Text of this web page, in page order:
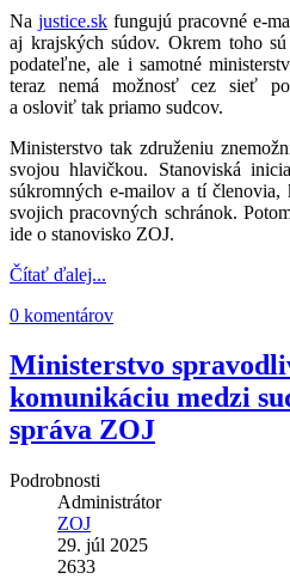
Na justice.sk fungujú pracovné e-
aj krajských súdov. Okrem toho
podateľne, ale i samotné
teraz nemá možnosť cez sieť
a osloviť tak priamo sudcov.
Ministerstvo tak združeniu
svojou hlavičkou. Stanoviská
súkromných e-mailov a tí
svojich pracovných schránok.
ide o stanovisko ZOJ.
Čítať ďalej...
0 komentárov
Ministerstvo
komunikáciu medzi
správa ZOJ
Podrobnosti
Administrátor
ZOJ
29. júl 2025
2633